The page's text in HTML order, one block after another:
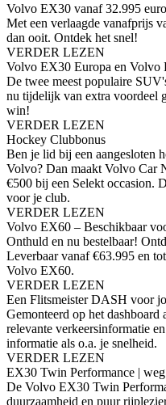
Volvo EX30 vanaf 32.995 euro
Met een verlaagde vanafprijs
dan ooit. Ontdek het snel!
VERDER LEZEN
Volvo EX30 Europa en Volvo
De twee meest populaire
nu tijdelijk van extra voordeel
win!
VERDER LEZEN
Hockey Clubbonus
Ben je lid bij een aangesloten
Volvo? Dan maakt Volvo Car
€500 bij een Selekt occasion.
voor je club.
VERDER LEZEN
Volvo EX60 – Beschikbaar
Onthuld en nu bestelbaar!
Leverbaar vanaf €63.995 en
Volvo EX60.
VERDER LEZEN
Een Flitsmeister DASH voor
Gemonteerd op het dashboard
relevante verkeersinformatie
informatie als o.a. je snelheid.
VERDER LEZEN
EX30 Twin Performance |
De Volvo EX30 Twin
duurzaamheid en puur